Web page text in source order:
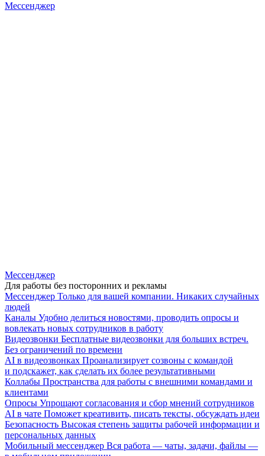
Мессенджер
Мессенджер
Для работы без посторонних и рекламы
Мессенджер Только для вашей компании. Никаких случайных
людей
Каналы Удобно делиться новостями, проводить опросы и
вовлекать новых сотрудников в работу
Видеозвонки Бесплатные видеозвонки для больших встреч.
Без ограничений по времени
AI в видеозвонках Проанализирует созвоны с командой
и подскажет, как сделать их более результативными
Коллабы Пространства для работы с внешними командами и
клиентами
Опросы Упрощают согласования и сбор мнений сотрудников
AI в чате Поможет креативить, писать тексты, обсуждать идеи
Безопасность Высокая степень защиты рабочей информации и
персональных данных
Мобильный мессенджер Вся работа — чаты, задачи, файлы —